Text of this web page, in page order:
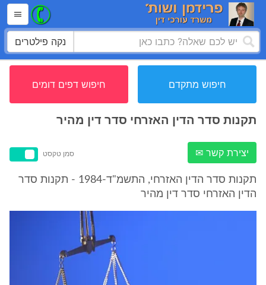
נקה פילטרים
חיפוש מתקדם חיפוש דפים דומים
תקנות סדר הדין האזרחי סדר דין מהיר
יצירת קשר ✉ סמן טקסט
תקנות סדר הדין האזרחי, התשמ"ד-1984 - תקנות סדר
הדין האזרחי סדר דין מהיר